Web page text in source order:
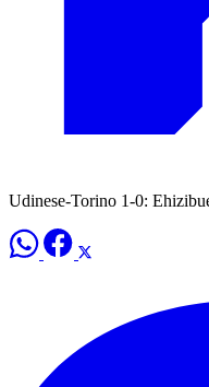
Udinese-Torino 1-0: